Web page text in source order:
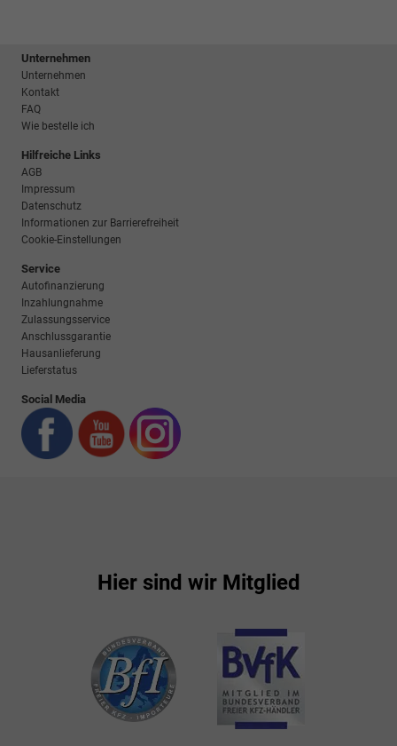
Unternehmen
Unternehmen
Kontakt
FAQ
Wie bestelle ich
Hilfreiche Links
AGB
Impressum
Datenschutz
Informationen zur Barrierefreiheit
Cookie-Einstellungen
Service
Autofinanzierung
Inzahlungnahme
Zulassungsservice
Anschlussgarantie
Hausanlieferung
Lieferstatus
Social Media
Hier sind wir Mitglied